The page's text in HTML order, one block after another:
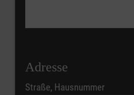
Adresse
Straße, Hausnummer